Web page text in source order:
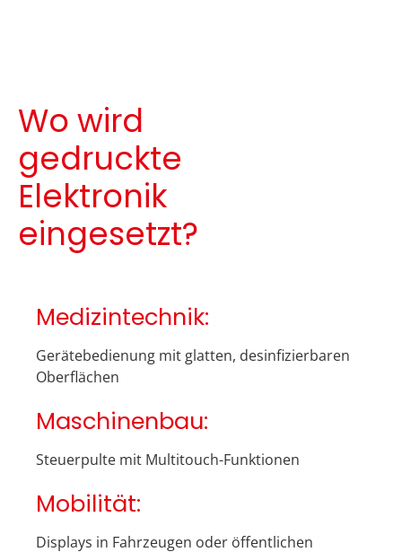
Wo wird
gedruckte
Elektronik
eingesetzt?
Medizintechnik:
Gerätebedienung mit glatten, desinfizierbaren
Oberflächen
Maschinenbau:
Steuerpulte mit Multitouch-Funktionen
Mobilität:
Displays in Fahrzeugen oder öffentlichen